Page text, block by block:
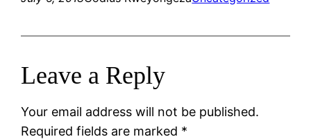
Leave a Reply
Your email address will not be published.
Required fields are marked *